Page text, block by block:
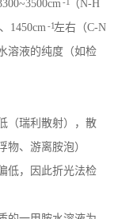
（N-H
1450cm-1左右（C-N
溶液的纯度（如检
（瑞利散射），散
、游离胺泡）
低，因此折光法检